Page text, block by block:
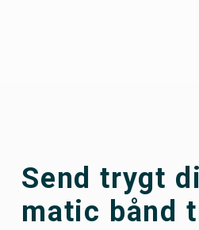
Send trygt
matic bånd